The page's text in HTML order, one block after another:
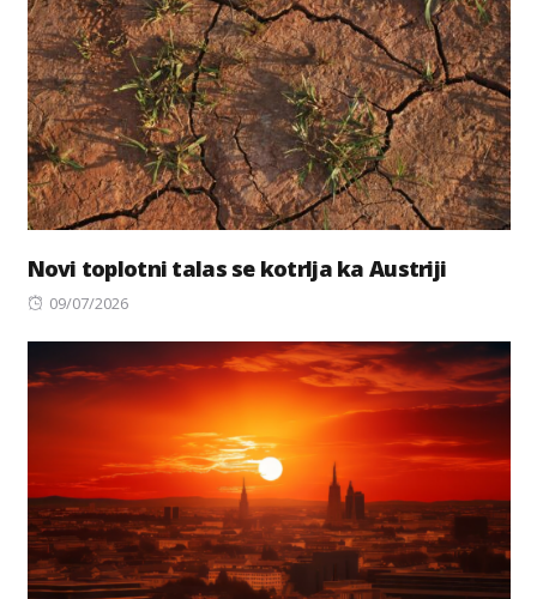
Novi toplotni talas se kotrlja ka Austriji
Posted
09/07/2026